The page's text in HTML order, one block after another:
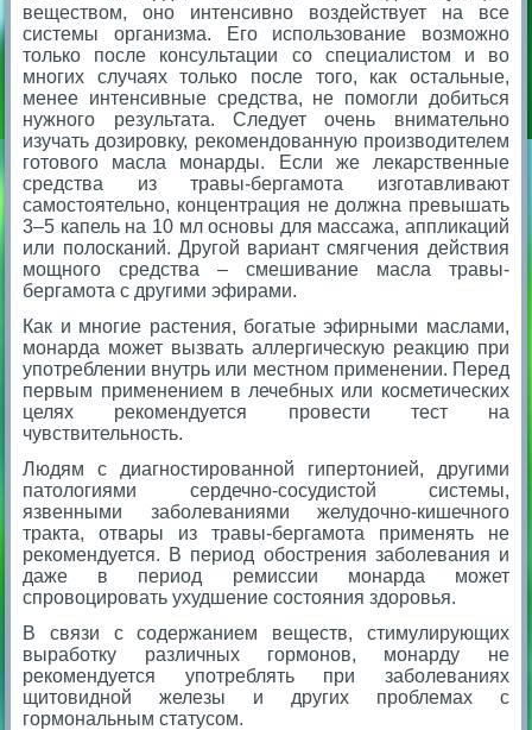
веществом, оно интенсивно воздействует на все
системы организма. Его использование возможно
только после консультации со специалистом и во
многих случаях только после того, как остальные,
менее интенсивные средства, не помогли добиться
нужного результата. Следует очень внимательно
изучать дозировку, рекомендованную производителем
готового масла монарды. Если же лекарственные
средства из травы-бергамота изготавливают
самостоятельно, концентрация не должна превышать
3–5 капель на 10 мл основы для массажа, аппликаций
или полосканий. Другой вариант смягчения действия
мощного средства – смешивание масла травы-
бергамота с другими эфирами.
Как и многие растения, богатые эфирными маслами,
монарда может вызвать аллергическую реакцию при
употреблении внутрь или местном применении. Перед
первым применением в лечебных или косметических
целях рекомендуется провести тест на
чувствительность.
Людям с диагностированной гипертонией, другими
патологиями сердечно-сосудистой системы,
язвенными заболеваниями желудочно-кишечного
тракта, отвары из травы-бергамота применять не
рекомендуется. В период обострения заболевания и
даже в период ремиссии монарда может
спровоцировать ухудшение состояния здоровья.
В связи с содержанием веществ, стимулирующих
выработку различных гормонов, монарду не
рекомендуется употреблять при заболеваниях
щитовидной железы и других проблемах с
гормональным статусом.